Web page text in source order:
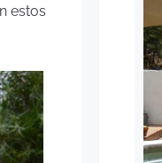
estos